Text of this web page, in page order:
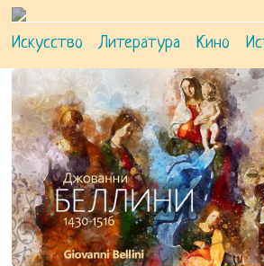
Искусство Литература Кино